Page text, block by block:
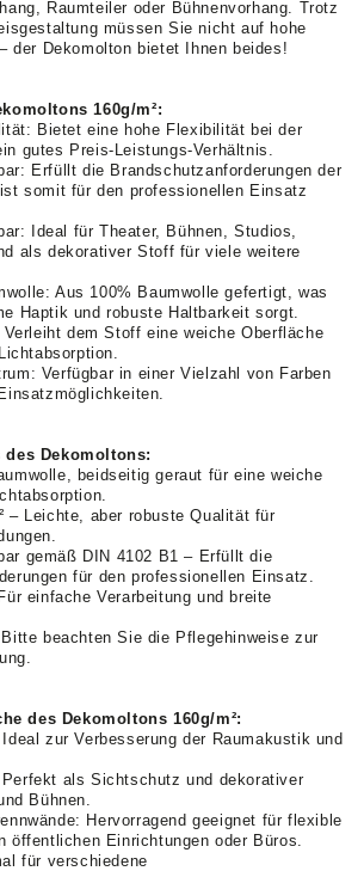
Raumteiler oder Bühnenvorhang. Trotz
müssen Sie nicht auf hohe
der Dekomolton bietet Ihnen beides!
160g/m²:
Bietet eine hohe Flexibilität bei der
gutes Preis-Leistungs-Verhältnis.
Erfüllt die Brandschutzanforderungen der
somit für den professionellen Einsatz
Ideal für Theater, Bühnen, Studios,
als dekorativer Stoff für viele weitere
Aus 100% Baumwolle gefertigt, was
Haptik und robuste Haltbarkeit sorgt.
dem Stoff eine weiche Oberfläche
Verfügbar in einer Vielzahl von Farben
Dekomoltons:
beidseitig geraut für eine weiche
– Leichte, aber robuste Qualität für
gemäß DIN 4102 B1 – Erfüllt die
für den professionellen Einsatz.
einfache Verarbeitung und breite
beachten Sie die Pflegehinweise zur
des Dekomoltons 160g/m²:
zur Verbesserung der Raumakustik und
Perfekt als Sichtschutz und dekorativer
Bühnen.
Hervorragend geeignet für flexible
öffentlichen Einrichtungen oder Büros.
für verschiedene